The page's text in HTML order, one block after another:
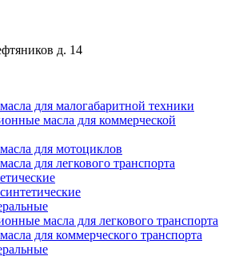
д. 14
для малогабаритной техники
масла для коммерческой
для мотоциклов
для легкового транспорта
масла для легкового транспорта
для коммерческого транспорта